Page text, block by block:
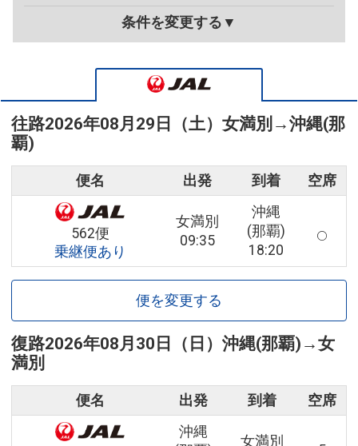
条件を変更する▼
往路2026年08月29日（土） 女満別 →沖縄(那
覇)
便名 出発 到着 空席
562便
乗継便あり
女満別
09:35
沖縄
(那覇)
18:20
便を変更する
復路2026年08月30日（日） 沖縄(那覇) →女
満別
便名 出発 到着 空席
沖縄
女満別